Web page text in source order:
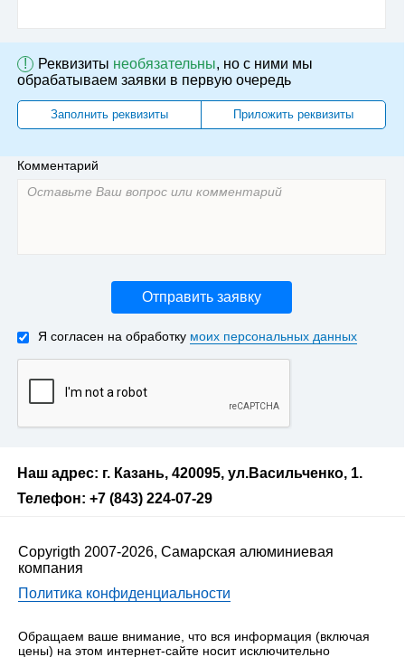
! Реквизиты необязательны, но с ними мы
обрабатываем заявки в первую очередь
Заполнить реквизиты Приложить реквизиты
Комментарий
Отправить заявку
Я согласен на обработку моих персональных данных
Наш адрес: г. Казань, 420095, ул.Васильченко, 1.
Телефон: +7 (843) 224-07-29
Copyrigth 2007-2026, Самарская алюминиевая
компания
Политика конфиденциальности
Обращаем ваше внимание, что вся информация (включая
цены) на этом интернет-сайте носит исключительно